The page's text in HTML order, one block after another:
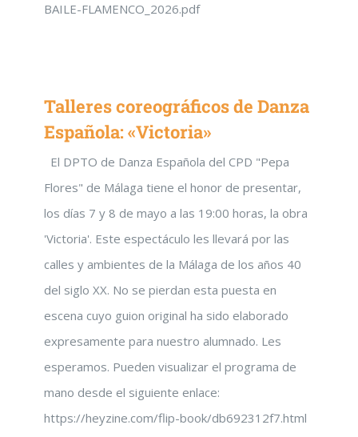
BAILE-FLAMENCO_2026.pdf
Talleres coreográficos de Danza
Española: «Victoria»
El DPTO de Danza Española del CPD "Pepa
Flores" de Málaga tiene el honor de presentar,
los días 7 y 8 de mayo a las 19:00 horas, la obra
'Victoria'. Este espectáculo les llevará por las
calles y ambientes de la Málaga de los años 40
del siglo XX. No se pierdan esta puesta en
escena cuyo guion original ha sido elaborado
expresamente para nuestro alumnado. Les
esperamos. Pueden visualizar el programa de
mano desde el siguiente enlace:
https://heyzine.com/flip-book/db692312f7.html